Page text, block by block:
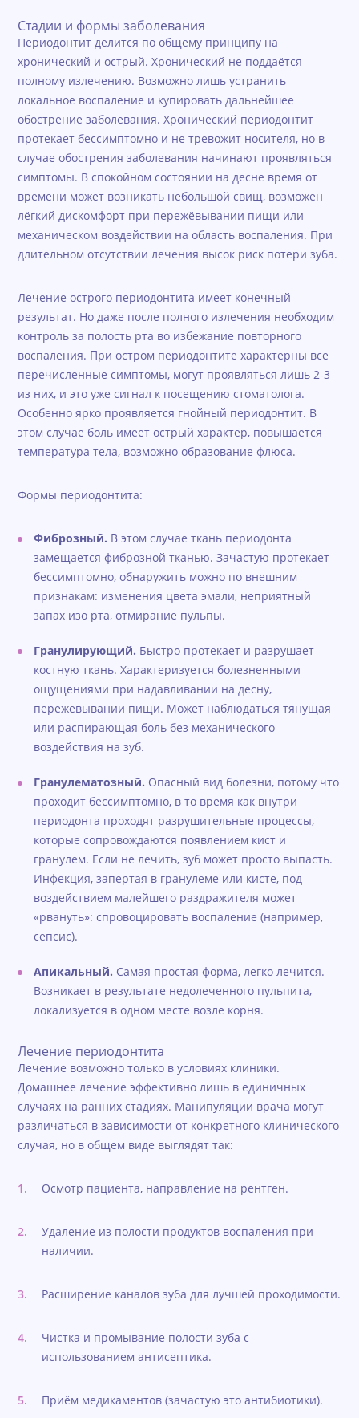
Стадии и формы заболевания
Периодонтит делится по общему принципу на
хронический и острый. Хронический не поддаётся
полному излечению. Возможно лишь устранить
локальное воспаление и купировать дальнейшее
обострение заболевания. Хронический периодонтит
протекает бессимптомно и не тревожит носителя, но в
случае обострения заболевания начинают проявляться
симптомы. В спокойном состоянии на десне время от
времени может возникать небольшой свищ, возможен
лёгкий дискомфорт при пережёвывании пищи или
механическом воздействии на область воспаления. При
длительном отсутствии лечения высок риск потери зуба.
Лечение острого периодонтита имеет конечный
результат. Но даже после полного излечения необходим
контроль за полость рта во избежание повторного
воспаления. При остром периодонтите характерны все
перечисленные симптомы, могут проявляться лишь 2-3
из них, и это уже сигнал к посещению стоматолога.
Особенно ярко проявляется гнойный периодонтит. В
этом случае боль имеет острый характер, повышается
температура тела, возможно образование флюса.
Формы периодонтита:
Фиброзный. В этом случае ткань периодонта
замещается фиброзной тканью. Зачастую протекает
бессимптомно, обнаружить можно по внешним
признакам: изменения цвета эмали, неприятный
запах изо рта, отмирание пульпы.
Гранулирующий. Быстро протекает и разрушает
костную ткань. Характеризуется болезненными
ощущениями при надавливании на десну,
пережевывании пищи. Может наблюдаться тянущая
или распирающая боль без механического
воздействия на зуб.
Гранулематозный. Опасный вид болезни, потому что
проходит бессимптомно, в то время как внутри
периодонта проходят разрушительные процессы,
которые сопровождаются появлением кист и
гранулем. Если не лечить, зуб может просто выпасть.
Инфекция, запертая в гранулеме или кисте, под
воздействием малейшего раздражителя может
«рвануть»: спровоцировать воспаление (например,
сепсис).
Апикальный. Самая простая форма, легко лечится.
Возникает в результате недолеченного пульпита,
локализуется в одном месте возле корня.
Лечение периодонтита
Лечение возможно только в условиях клиники.
Домашнее лечение эффективно лишь в единичных
случаях на ранних стадиях. Манипуляции врача могут
различаться в зависимости от конкретного клинического
случая, но в общем виде выглядят так:
Осмотр пациента, направление на рентген.
Удаление из полости продуктов воспаления при
наличии.
Расширение каналов зуба для лучшей проходимости.
Чистка и промывание полости зуба с
использованием антисептика.
Приём медикаментов (зачастую это антибиотики).